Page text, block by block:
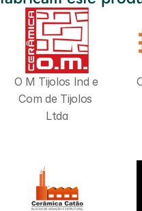
O M Tijolos Ind e
Com de Tijolos
Ltda